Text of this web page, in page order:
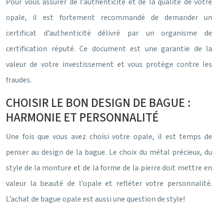
opale, il est fortement recommandé de demander un
certificat d’authenticité délivré par un organisme de
certification réputé. Ce document est une garantie de la
valeur de votre investissement et vous protège contre les
fraudes.
CHOISIR LE BON DESIGN DE BAGUE :
HARMONIE ET PERSONNALITÉ
Une fois que vous avez choisi votre opale, il est temps de
penser au design de la bague. Le choix du métal précieux, du
style de la monture et de la forme de la pierre doit mettre en
valeur la beauté de l’opale et refléter votre personnalité.
L’achat de bague opale est aussi une question de style!